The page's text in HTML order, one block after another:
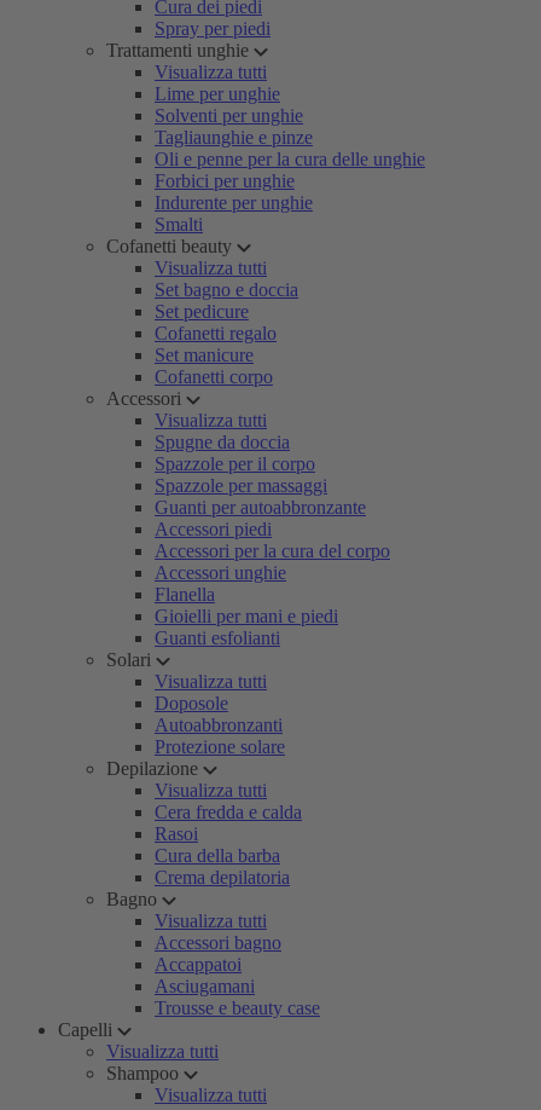
Cura dei piedi
Spray per piedi
Trattamenti unghie
Visualizza tutti
Lime per unghie
Solventi per unghie
Tagliaunghie e pinze
Oli e penne per la cura delle unghie
Forbici per unghie
Indurente per unghie
Smalti
Cofanetti beauty
Visualizza tutti
Set bagno e doccia
Set pedicure
Cofanetti regalo
Set manicure
Cofanetti corpo
Accessori
Visualizza tutti
Spugne da doccia
Spazzole per il corpo
Spazzole per massaggi
Guanti per autoabbronzante
Accessori piedi
Accessori per la cura del corpo
Accessori unghie
Flanella
Gioielli per mani e piedi
Guanti esfolianti
Solari
Visualizza tutti
Doposole
Autoabbronzanti
Protezione solare
Depilazione
Visualizza tutti
Cera fredda e calda
Rasoi
Cura della barba
Crema depilatoria
Bagno
Visualizza tutti
Accessori bagno
Accappatoi
Asciugamani
Trousse e beauty case
Capelli
Visualizza tutti
Shampoo
Visualizza tutti